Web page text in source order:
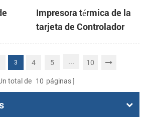
Impresora térmica de la
tarjeta de Controlador
DB-100
3 4 5 ... 10
total de 10 páginas